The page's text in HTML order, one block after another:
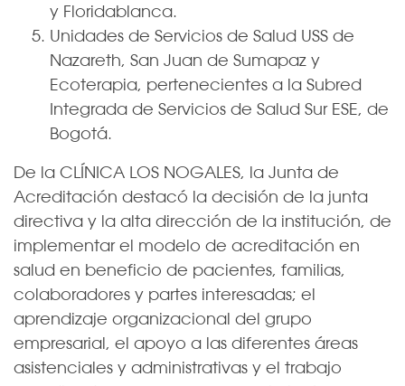
y Floridablanca.
Unidades de Servicios de Salud USS de
Nazareth, San Juan de Sumapaz y
Ecoterapia, pertenecientes a la Subred
Integrada de Servicios de Salud Sur ESE, de
Bogotá.
De la CLÍNICA LOS NOGALES, la Junta de
Acreditación destacó la decisión de la junta
directiva y la alta dirección de la institución, de
implementar el modelo de acreditación en
salud en beneficio de pacientes, familias,
colaboradores y partes interesadas; el
aprendizaje organizacional del grupo
empresarial, el apoyo a las diferentes áreas
asistenciales y administrativas y el trabajo